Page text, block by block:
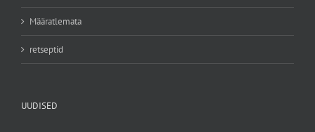
Määratlemata
retseptid
UUDISED